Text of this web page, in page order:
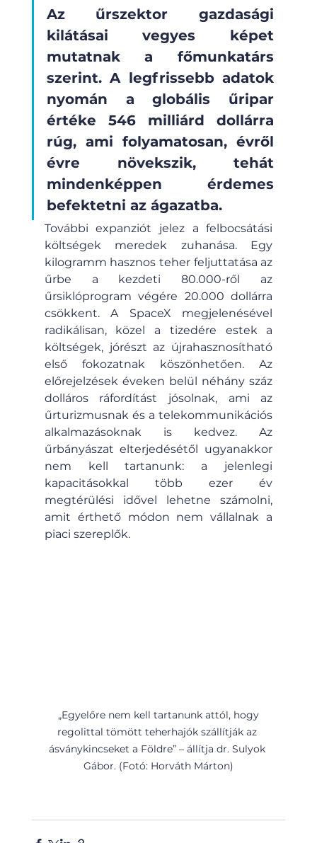
Az űrszektor gazdasági
kilátásai vegyes képet
mutatnak a főmunkatárs
szerint. A legfrissebb adatok
nyomán a globális űripar
értéke 546 milliárd dollárra
rúg, ami folyamatosan, évről
évre növekszik, tehát
mindenképpen érdemes
befektetni az ágazatba.
További expanziót jelez a felbocsátási
költségek meredek zuhanása. Egy
kilogramm hasznos teher feljuttatása az
űrbe a kezdeti 80.000-ről az
űrsiklóprogram végére 20.000 dollárra
csökkent. A SpaceX megjelenésével
radikálisan, közel a tizedére estek a
költségek, jórészt az újrahasznosítható
első fokozatnak köszönhetően. Az
előrejelzések éveken belül néhány száz
dolláros ráfordítást jósolnak, ami az
űrturizmusnak és a telekommunikációs
alkalmazásoknak is kedvez. Az
űrbányászat elterjedésétől ugyanakkor
nem kell tartanunk: a jelenlegi
kapacitásokkal több ezer év
megtérülési idővel lehetne számolni,
amit érthető módon nem vállalnak a
piaci szereplők.
regolittal tömött teherhajók szállítják az
ásványkincseket a Földre” – állítja dr. Sulyok
Gábor. (Fotó: Horváth Márton)